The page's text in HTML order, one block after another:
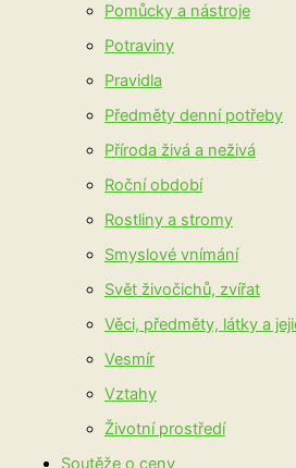
Pomůcky a nástroje
Potraviny
Pravidla
Předměty denní potřeby
Příroda živá a neživá
Roční období
Rostliny a stromy
Smyslové vnímání
Svět živočichů, zvířat
Věci, předměty, látky a
Vesmír
Vztahy
Životní prostředí
Soutěže o ceny